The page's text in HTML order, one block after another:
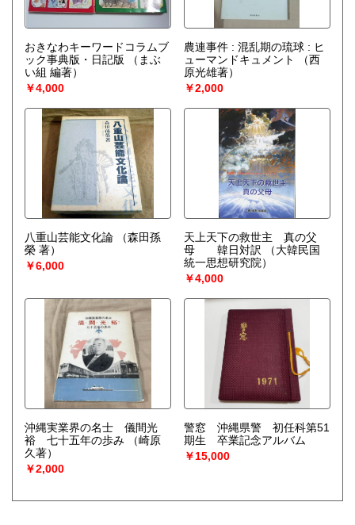
おきなわキーワードコラムブ
ック事典版・日記版
（まぶ
い組 編著）
￥4,000
農連事件 : 混乱期の琉球 : ヒ
ューマンドキュメント
（西
原光雄著）
￥2,000
八重山芸能文化論
（森田孫
榮 著）
￥6,000
天上天下の救世主 真の父
母 韓日対訳
（大韓民国
統一思想研究院）
￥4,000
沖縄実業界の名士 儀間光
裕 七十五年の歩み
（崎原
久著）
￥2,000
警窓 沖縄県警 初任科第51
期生 卒業記念アルバム
￥15,000